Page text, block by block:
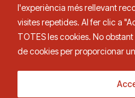
l'experiència més rellevant
visites repetides. Al fer clic a
TOTES les cookies. No
de cookies per proporcionar
Adreça